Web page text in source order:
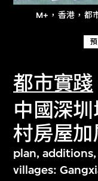
M+，香港，都
都市實踐
中國深
村房屋加
plan,
villages:
探索世界頂